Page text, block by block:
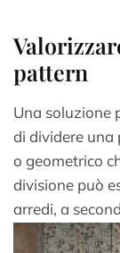
pattern
Una soluzione
di dividere una
o geometrico
divisione può
arredi, a